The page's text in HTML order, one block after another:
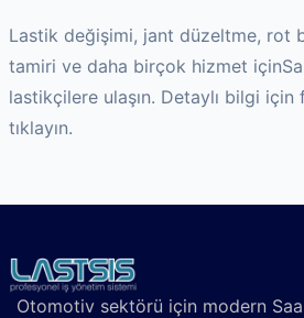
Lastik değişimi, jant düzeltme, rot
tamiri ve daha birçok hizmet için
lastikçilere ulaşın. Detaylı bilgi için
tıklayın.
Otomotiv sektörü için modern